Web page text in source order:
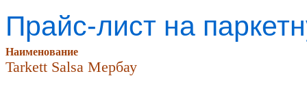
Прайс-лист на
Наименование
Tarkett Salsa Мербау